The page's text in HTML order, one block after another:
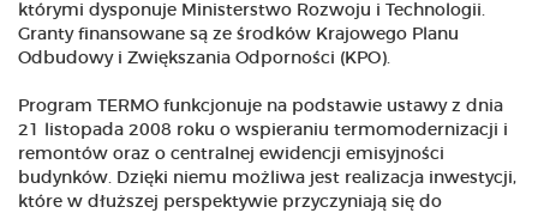
którymi dysponuje Ministerstwo Rozwoju i Technologii.
Granty finansowane są ze środków Krajowego Planu
Odbudowy i Zwiększania Odporności (KPO).
Program TERMO funkcjonuje na podstawie ustawy z dnia
21 listopada 2008 roku o wspieraniu termomodernizacji i
remontów oraz o centralnej ewidencji emisyjności
budynków. Dzięki niemu możliwa jest realizacja inwestycji,
które w dłuższej perspektywie przyczyniają się do